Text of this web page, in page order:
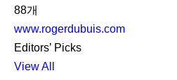
88개
www.rogerdubuis.com
Editors’ Picks
View All